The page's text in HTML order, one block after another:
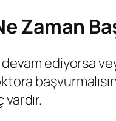
Zaman
ediyorsa